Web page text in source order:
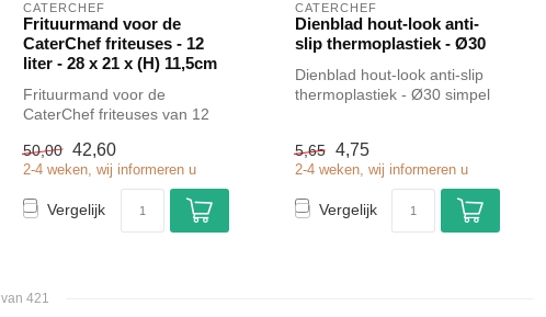
CATERCHEF
Frituurmand voor de
CaterChef friteuses - 12
liter - 28 x 21 x (H) 11,5cm
Frituurmand voor de
CaterChef friteuses van 12
voor i...
50,00 42,60
2-4 weken, wij informeren u
Vergelijk
CATERCHEF
Dienblad hout-look anti-
slip thermoplastiek - Ø30
Dienblad hout-look anti-slip
thermoplastiek - Ø30 simpel
5,65 4,75
2-4 weken, wij informeren u
Vergelijk
van 421